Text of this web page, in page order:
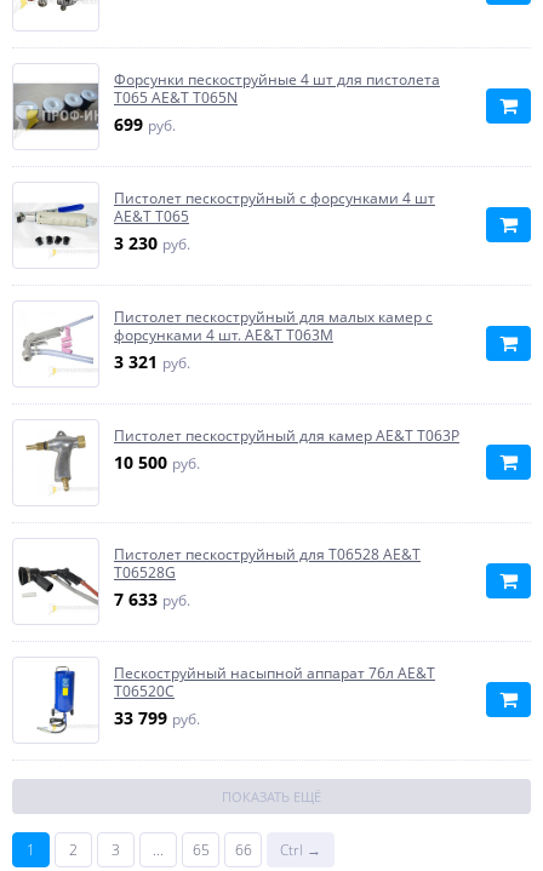
Форсунки пескоструйные 4 шт для пистолета
T065 AE&T T065N
699 руб.
Пистолет пескоструйный с форсунками 4 шт
AE&T T065
3 230 руб.
Пистолет пескоструйный для малых камер с
форсунками 4 шт. AE&T T063M
3 321 руб.
Пистолет пескоструйный для камер AE&T T063P
10 500 руб.
Пистолет пескоструйный для T06528 AE&T
T06528G
7 633 руб.
Пескоструйный насыпной аппарат 76л AE&T
T06520C
33 799 руб.
ПОКАЗАТЬ ЕЩЁ
1 2 3 ... 65 66
Ctrl →